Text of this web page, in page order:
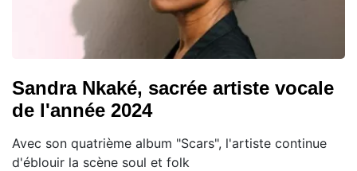
Sandra Nkaké, sacrée artiste vocale
de l'année 2024
Avec son quatrième album "Scars", l'artiste continue
d'éblouir la scène soul et folk